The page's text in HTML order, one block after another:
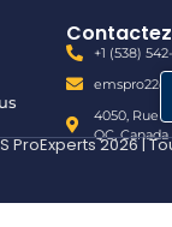
+1 (538)
4050, Rue
QC, Canada
ProExperts 2026 |